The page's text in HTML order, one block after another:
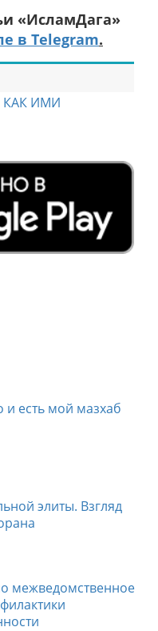
«ИсламДага»
в Telegram.
КАК ИМИ
и есть мой мазхаб
элиты. Взгляд
межведомственное